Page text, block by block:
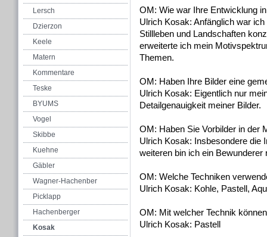
Lersch
Dzierzon
Keele
Matern
Kommentare
Teske
BYUMS
Vogel
Skibbe
Kuehne
Gäbler
Wagner-Hachenber
Picklapp
Hachenberger
Kosak
OM: Wie war Ihre Entwicklung
Ulrich Kosak: Anfänglich war
Stillleben und Landschaften
erweiterte ich mein
Themen.
OM: Haben Ihre Bilder eine
Ulrich Kosak: Eigentlich nur
Detailgenauigkeit meiner Bilder.
OM: Haben Sie Vorbilder in der
Ulrich Kosak: Insbesondere die
weiteren bin ich ein
OM: Welche Techniken
Ulrich Kosak: Kohle, Pastell,
OM: Mit welcher Technik
Ulrich Kosak: Pastell